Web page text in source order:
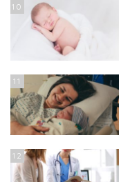
10
11
12